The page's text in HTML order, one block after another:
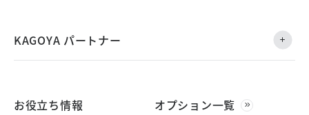
KAGOYA パートナー
お役立ち情報
オプション一覧